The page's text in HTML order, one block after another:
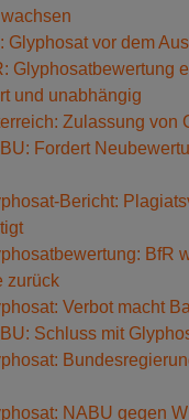
Glyphosat vor dem
Glyphosatbewertung
und unabhängig
Zulassung von
Fordert
Bericht:
BfR
zurück
Verbot macht
Schluss mit
NABU gegen